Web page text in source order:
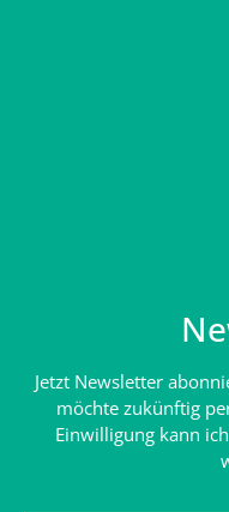
Jetzt Newsletter
möchte zukünftig
Einwilligung kann